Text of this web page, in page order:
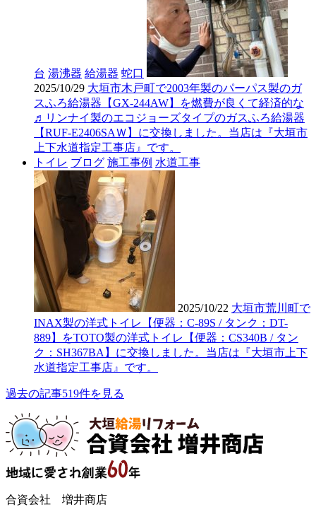
台 湯沸器 給湯器 蛇口
2025/10/29 大垣市木戸町で2003年製のパーパス製のガ
スふろ給湯器【GX-244AW】を燃費が良くて経済的な
♬リンナイ製のエコジョーズタイプのガスふろ給湯器
【RUF-E2406SAＷ】に交換しました。当店は『大垣市
上下水道指定工事店』です。
トイレ ブログ 施工事例 水道工事
2025/10/22 大垣市荒川町で
INAX製の洋式トイレ【便器：C-89S / タンク：DT-
889】をTOTO製の洋式トイレ【便器：CS340B / タン
ク：SH367BA】に交換しました。当店は『大垣市上下
水道指定工事店』です。
過去の記事519件を見る
合資会社 増井商店